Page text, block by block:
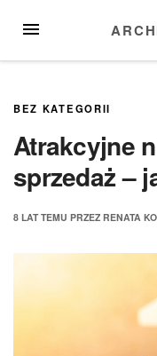
MENU
BEZ KATEGORII
Atrakcyjne
sprzedaż –
8 LATTEMU PRZEZ RENATA